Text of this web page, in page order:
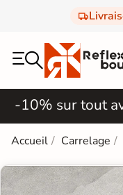
-10% sur tout
Accueil Carrelage